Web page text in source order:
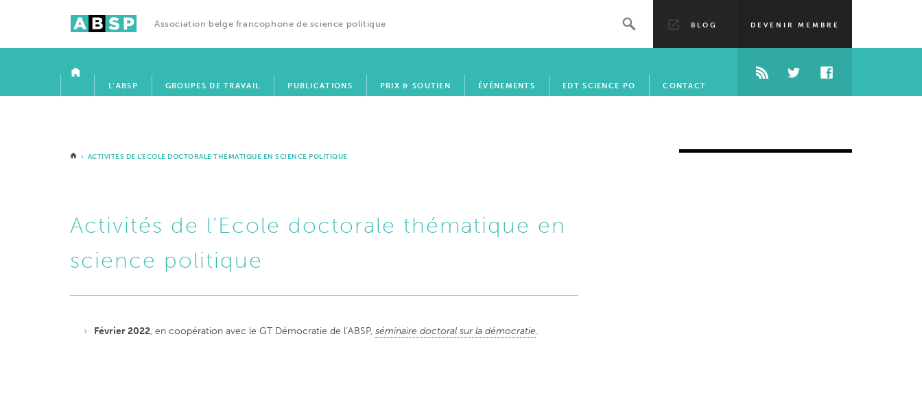
Association belge francophone de science politique DEVENIR MEMBRE
BLOG
ACCUEIL
L’ABSP
GROUPES DE TRAVAIL PUBLICATIONS PRIX & SOUTIEN ÉVÉNEMENTS EDT SCIENCE PO CONTACT
› ACTIVITÉS DE L’ECOLE DOCTORALE THÉMATIQUE EN SCIENCE POLITIQUE
Activités de l’Ecole doctorale thématique en
science politique
Février 2022, en coopération avec le GT Démocratie de l’ABSP, séminaire doctoral sur la démocratie.